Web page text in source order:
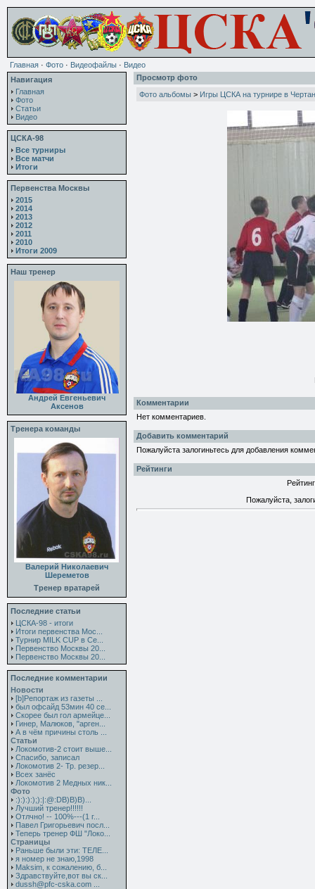
Главная · Фото · Видеофайлы · Видео
Навигация
Главная
Фото
Статьи
Видео
ЦСКА-98
Все турниры
Все матчи
Итоги
Первенства Москвы
2015
2014
2013
2012
2011
2010
Итоги 2009
Наш тренер
Андрей Евгеньевич
Аксенов
Тренера команды
Валерий Николаевич
Шереметов
Тренер вратарей
Последние статьи
ЦСКА-98 - итоги
Итоги первенства Мос...
Турнир MILK CUP в Се...
Первенство Москвы 20...
Первенство Москвы 20...
Последние комментарии
Новости
[b]Репортаж из газеты ...
был офсайд 53мин 40 се...
Скорее был гол армейце...
Гинер, Малюков, "арген...
А в чём причины столь ...
Статьи
Локомотив-2 стоит выше...
Спасибо, записал
Локомотив 2- Тр. резер...
Всех занёс
Локомотив 2 Медных ник...
Фото
:):):):);):|:@:DB)B)B)...
Лучший тренер!!!!!!
Отлчно! -- 100%---(1 г...
Павел Григорьевич посл...
Теперь тренер ФШ "Локо...
Страницы
Раньше были эти: ТЕЛЕ...
я номер не знаю,1998
Maksim, к сожалению, б...
Здравствуйте,вот вы ск...
dussh@pfc-cska.com ...
Просмотр фото
Фото альбомы > Игры ЦСКА на турнире в
Комментарии
Нет комментариев.
Добавить комментарий
Пожалуйста залогиньтесь для добавления
Рейтинги
Пожалуйста,